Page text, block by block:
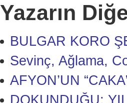
Yazarın
BULGAR KORO
Sevinç, Ağlama,
AFYON’UN
DOKUNDUĞU;